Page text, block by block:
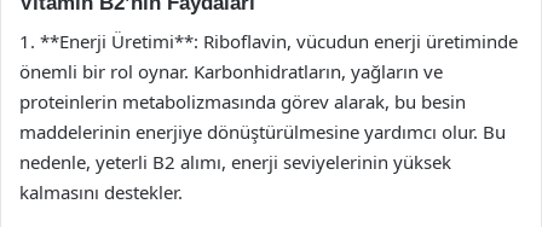
1. **Enerji Üretimi**: Riboflavin, vücudun enerji üretiminde
önemli bir rol oynar. Karbonhidratların, yağların ve
proteinlerin metabolizmasında görev alarak, bu besin
maddelerinin enerjiye dönüştürülmesine yardımcı olur. Bu
nedenle, yeterli B2 alımı, enerji seviyelerinin yüksek
kalmasını destekler.